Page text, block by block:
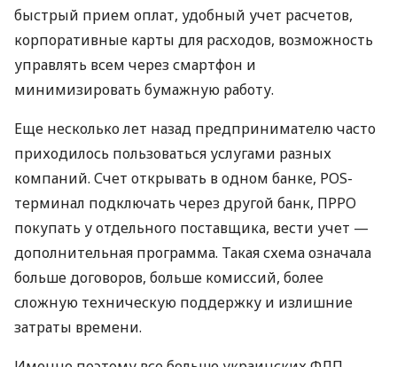
быстрый прием оплат, удобный учет расчетов,
корпоративные карты для расходов, возможность
управлять всем через смартфон и
минимизировать бумажную работу.
Еще несколько лет назад предпринимателю часто
приходилось пользоваться услугами разных
компаний. Счет открывать в одном банке, POS-
терминал подключать через другой банк, ПРРО
покупать у отдельного поставщика, вести учет —
дополнительная программа. Такая схема означала
больше договоров, больше комиссий, более
сложную техническую поддержку и излишние
затраты времени.